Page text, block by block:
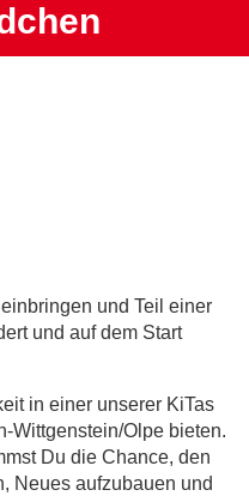
und Teil einer
und auf dem Start
in einer unserer KiTas
Wittgenstein/Olpe bieten.
Du die Chance, den
Neues aufzubauen und